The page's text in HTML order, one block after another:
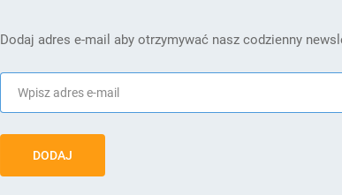
Dodaj adres e-mail aby otrzymywać nasz codzienny
DODAJ